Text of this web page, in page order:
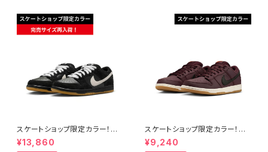
スケートショップ限定カラー！NI
KE SB DUNK LOW PRO BLA
CK/WHITE/GUM
¥13,860
スケートショップ限定カラー！NI
KE SB DUNK LOW PRO ISO
BURGUNDY CRUSH
¥9,240